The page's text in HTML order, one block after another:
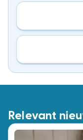
Relevant